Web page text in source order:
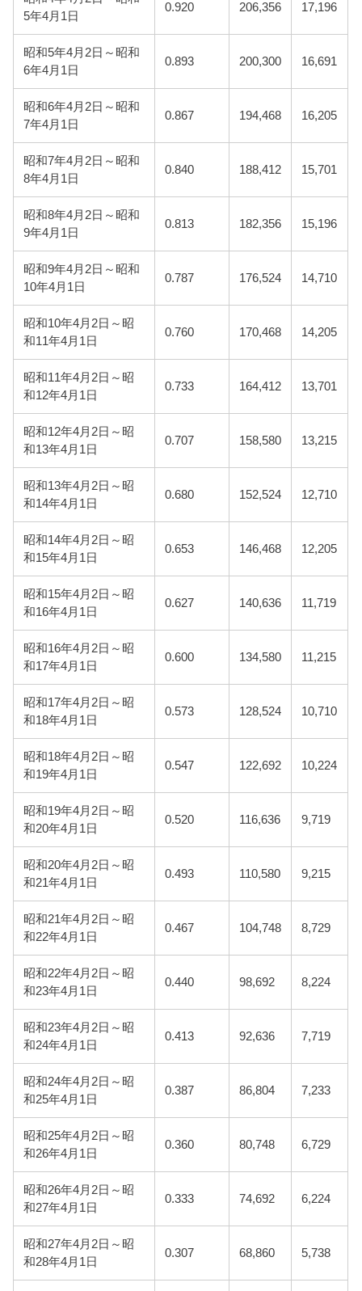
5年4月1日
0.920 206,356 17,196
昭和5年4月2日～昭和
6年4月1日
0.893 200,300 16,691
昭和6年4月2日～昭和
7年4月1日
0.867 194,468 16,205
昭和7年4月2日～昭和
8年4月1日
0.840 188,412 15,701
昭和8年4月2日～昭和
9年4月1日
0.813 182,356 15,196
昭和9年4月2日～昭和
10年4月1日
0.787 176,524 14,710
昭和10年4月2日～昭
和11年4月1日
0.760 170,468 14,205
昭和11年4月2日～昭
和12年4月1日
0.733 164,412 13,701
昭和12年4月2日～昭
和13年4月1日
0.707 158,580 13,215
昭和13年4月2日～昭
和14年4月1日
0.680 152,524 12,710
昭和14年4月2日～昭
和15年4月1日
0.653 146,468 12,205
昭和15年4月2日～昭
和16年4月1日
0.627 140,636 11,719
昭和16年4月2日～昭
和17年4月1日
0.600 134,580 11,215
昭和17年4月2日～昭
和18年4月1日
0.573 128,524 10,710
昭和18年4月2日～昭
和19年4月1日
0.547 122,692 10,224
昭和19年4月2日～昭
和20年4月1日
0.520 116,636 9,719
昭和20年4月2日～昭
和21年4月1日
0.493 110,580 9,215
昭和21年4月2日～昭
和22年4月1日
0.467 104,748 8,729
昭和22年4月2日～昭
和23年4月1日
0.440 98,692 8,224
昭和23年4月2日～昭
和24年4月1日
0.413 92,636 7,719
昭和24年4月2日～昭
和25年4月1日
0.387 86,804 7,233
昭和25年4月2日～昭
和26年4月1日
0.360 80,748 6,729
昭和26年4月2日～昭
和27年4月1日
0.333 74,692 6,224
昭和27年4月2日～昭
和28年4月1日
0.307 68,860 5,738